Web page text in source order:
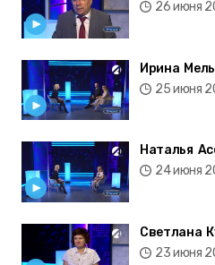
26 июня
Ирина
25 июня
Наталья
24 июня
Светлана
23 июня